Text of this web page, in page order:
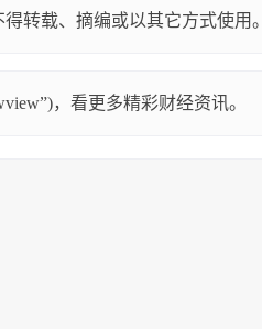
转载、摘编或以其它方式使用。
，看更多精彩财经资讯。